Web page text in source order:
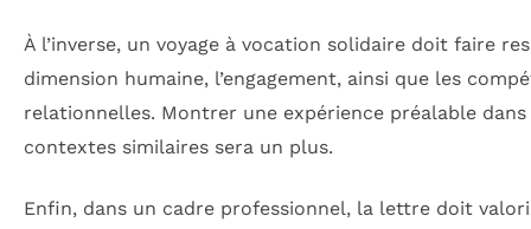
À l’inverse, un voyage à vocation solidaire doit faire
dimension humaine, l’engagement, ainsi que les
relationnelles. Montrer une expérience préalable dans
contextes similaires sera un plus.
Enfin, dans un cadre professionnel, la lettre doit